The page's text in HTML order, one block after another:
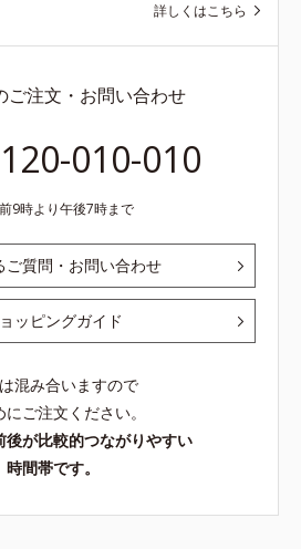
詳しくはこちら
ご注文・お問い合わせ
010-010
9時より午後7時まで
ご質問・お問い合わせ
ッピングガイド
混み合いますので
にご注文ください。
後が比較的つながりやすい
時間帯です。